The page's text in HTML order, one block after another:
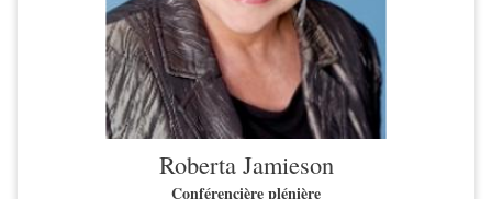
Roberta Jamieson
Conférencière plénière